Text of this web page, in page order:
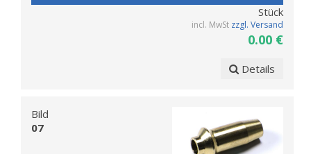
Stück
incl. MwSt zzgl. Versand
0.00 €
Details
Bild
07